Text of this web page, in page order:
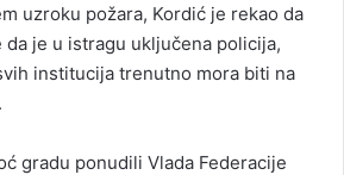
uzroku požara, Kordić je rekao da
je u istragu uključena policija,
institucija trenutno mora biti na
gradu ponudili Vlada Federacije